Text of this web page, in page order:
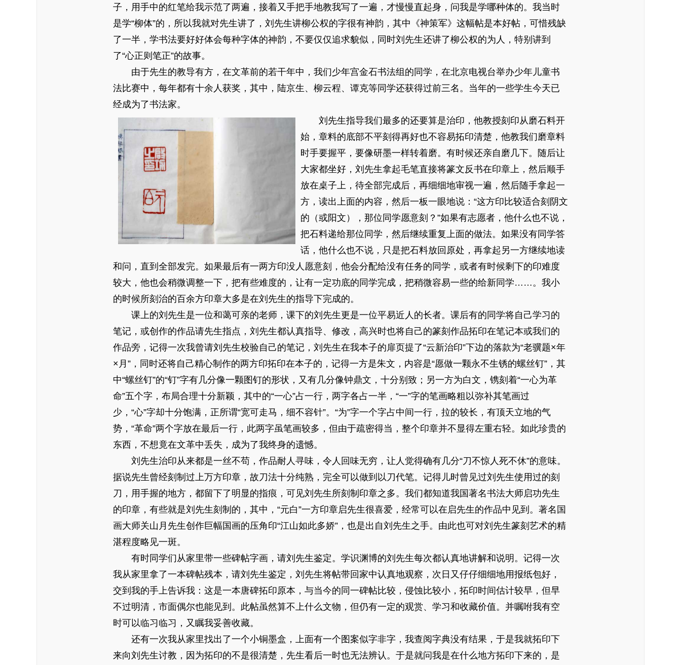
子，用手中的红笔给我示范了两遍，接着又手把手地教我写了一遍，才慢慢直起身，问我是学哪种体的。我当时
是学“柳体”的，所以我就对先生讲了，刘先生讲柳公权的字很有神韵，其中《神策军》这幅帖是本好帖，可惜残缺
了一半，学书法要好好体会每种字体的神韵，不要仅仅追求貌似，同时刘先生还讲了柳公权的为人，特别讲到
了“心正则笔正”的故事。
由于先生的教导有方，在文革前的若干年中，我们少年宫金石书法组的同学，在北京电视台举办少年儿童书
法比赛中，每年都有十余人获奖，其中，陆京生、柳云程、谭克等同学还获得过前三名。当年的一些学生今天已
经成为了书法家。
刘先生指导我们最多的还要算是治印，他教授刻印从磨石料开
始，章料的底部不平刻得再好也不容易拓印清楚，他教我们磨章料
时手要握平，要像研墨一样转着磨。有时候还亲自磨几下。随后让
大家都坐好，刘先生拿起毛笔直接将篆文反书在印章上，然后顺手
放在桌子上，待全部完成后，再细细地审视一遍，然后随手拿起一
方，读出上面的内容，然后一板一眼地说：“这方印比较适合刻阴文
的（或阳文），那位同学愿意刻？”如果有志愿者，他什么也不说，
把石料递给那位同学，然后继续重复上面的做法。如果没有同学答
话，他什么也不说，只是把石料放回原处，再拿起另一方继续地读
和问，直到全部发完。如果最后有一两方印没人愿意刻，他会分配给没有任务的同学，或者有时候剩下的印难度
较大，他也会稍微调整一下，把有些难度的，让有一定功底的同学完成，把稍微容易一些的给新同学……。我小
的时候所刻治的百余方印章大多是在刘先生的指导下完成的。
课上的刘先生是一位和蔼可亲的老师，课下的刘先生更是一位平易近人的长者。课后有的同学将自己学习的
笔记，或创作的作品请先生指点，刘先生都认真指导、修改，高兴时也将自己的篆刻作品拓印在笔记本或我们的
作品旁，记得一次我曾请刘先生校验自己的笔记，刘先生在我本子的扉页提了“云新治印”下边的落款为“老骥题×年
×月”，同时还将自己精心制作的两方印拓印在本子的，记得一方是朱文，内容是“愿做一颗永不生锈的螺丝钉”，其
中“螺丝钉”的“钉”字有几分像一颗图钉的形状，又有几分像钟鼎文，十分别致；另一方为白文，镌刻着“一心为革
命”五个字，布局合理十分新颖，其中的“一心”占一行，两字各占一半，“一”字的笔画略粗以弥补其笔画过
少，“心”字却十分饱满，正所谓“宽可走马，细不容针”。“为”字一个字占中间一行，拉的较长，有顶天立地的气
势，“革命”两个字放在最后一行，此两字虽笔画较多，但由于疏密得当，整个印章并不显得左重右轻。如此珍贵的
东西，不想竟在文革中丢失，成为了我终身的遗憾。
刘先生治印从来都是一丝不苟，作品耐人寻味，令人回味无穷，让人觉得确有几分“刀不惊人死不休”的意味。
据说先生曾经刻制过上万方印章，故刀法十分纯熟，完全可以做到以刀代笔。记得儿时曾见过刘先生使用过的刻
刀，用手握的地方，都留下了明显的指痕，可见刘先生所刻制印章之多。我们都知道我国著名书法大师启功先生
的印章，有些就是刘先生刻制的，其中，“元白”一方印章启先生很喜爱，经常可以在启先生的作品中见到。著名国
画大师关山月先生创作巨幅国画的压角印“江山如此多娇”，也是出自刘先生之手。由此也可对刘先生篆刻艺术的精
湛程度略见一斑。
有时同学们从家里带一些碑帖字画，请刘先生鉴定。学识渊博的刘先生每次都认真地讲解和说明。记得一次
我从家里拿了一本碑帖残本，请刘先生鉴定，刘先生将帖带回家中认真地观察，次日又仔仔细细地用报纸包好，
交到我的手上告诉我：这是一本唐碑拓印原本，与当今的同一碑帖比较，侵蚀比较小，拓印时间估计较早，但早
不过明清，市面偶尔也能见到。此帖虽然算不上什么文物，但仍有一定的观赏、学习和收藏价值。并嘱咐我有空
时可以临习临习，又瞩我妥善收藏。
还有一次我从家里找出了一个小铜墨盒，上面有一个图案似字非字，我查阅字典没有结果，于是我就拓印下
来向刘先生讨教，因为拓印的不是很清楚，先生看后一时也无法辨认。于是就问我是在什么地方拓印下来的，是